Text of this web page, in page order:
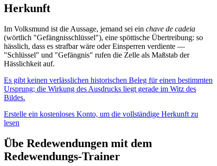
Herkunft
Im Volksmund ist die Aussage, jemand sei ein chave de cadeia
(wörtlich "Gefängnisschlüssel"), eine spöttische Übertreibung: so
hässlich, dass es strafbar wäre oder Einsperren verdiente —
"Schlüssel" und "Gefängnis" rufen die Zelle als Maßstab der
Hässlichkeit auf.
Es gibt keinen verlässlichen historischen Beleg für einen bestimmten
Ursprung; die Wirkung des Ausdrucks liegt gerade im Witz des
Bildes.
Erstelle ein kostenloses Konto, um die vollständige Herkunft zu
lesen
Übe Redewendungen mit dem
Redewendungs-Trainer